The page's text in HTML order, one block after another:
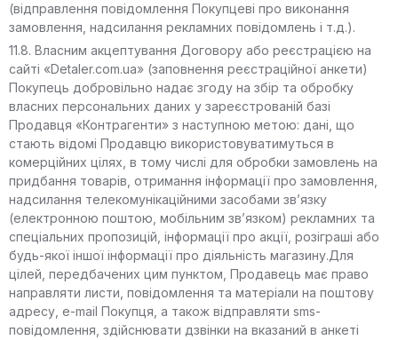
(відправлення повідомлення Покупцеві про виконання
замовлення, надсилання рекламних повідомлень і т.д.).
11.8. Власним акцептування Договору або реєстрацією на
сайті «Detaler.com.ua» (заповнення реєстраційної анкети)
Покупець добровільно надає згоду на збір та обробку
власних персональних даних у зареєстрованій базі
Продавця «Контрагенти» з наступною метою: дані, що
стають відомі Продавцю використовуватимуться в
комерційних цілях, в тому числі для обробки замовлень на
придбання товарів, отримання інформації про замовлення,
надсилання телекомунікаційними засобами зв’язку
(електронною поштою, мобільним зв’язком) рекламних та
спеціальних пропозицій, інформації про акції, розіграші або
будь-якої іншої інформації про діяльність магазину.Для
цілей, передбачених цим пунктом, Продавець має право
направляти листи, повідомлення та матеріали на поштову
адресу, e-mail Покупця, а також відправляти sms-
повідомлення, здійснювати дзвінки на вказаний в анкеті